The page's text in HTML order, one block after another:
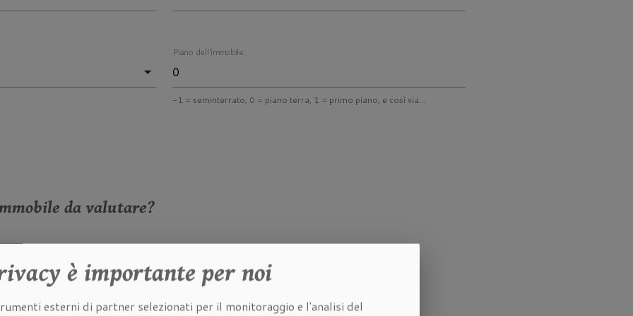
Piano dell'immobile:
-1 = seminterrato, 0 = piano terra, 1 = primo piano, e così via...
da valutare?
dell'immobile da valutare:
è importante per noi
esterni di partner selezionati per il monitoraggio e l'analisi del